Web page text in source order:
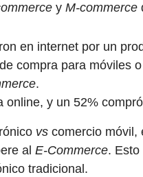
y M-commerce
en internet por un
compra para móviles
.
online, y un 52%
vs comercio móvil,
al E-Commerce.
tradicional.